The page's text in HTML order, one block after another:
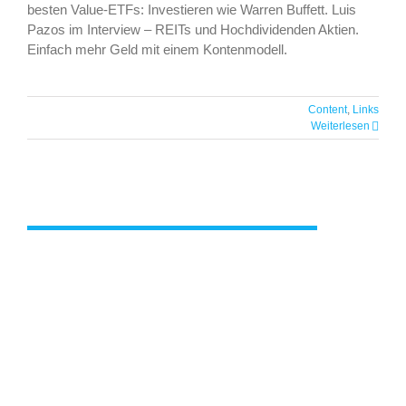
besten Value-ETFs: Investieren wie Warren Buffett. Luis
Pazos im Interview – REITs und Hochdividenden Aktien.
Einfach mehr Geld mit einem Kontenmodell.
Content, Links
Weiterlesen
Finanzrocker Daniel Korth im Podcast